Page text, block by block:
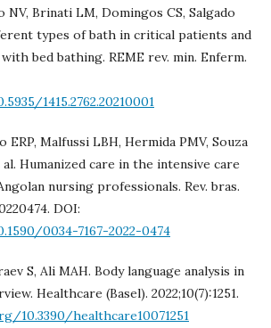
NV, Brinati LM, Domingos CS, Salgado
types of bath in critical patients and
bed bathing. REME rev. min. Enferm.
1415.2762.20210001
ERP, Malfussi LBH, Hermida PMV, Souza
Humanized care in the intensive care
nursing professionals. Rev. bras.
DOI:
0034-7167-2022-0474
S, Ali MAH. Body language analysis in
Healthcare (Basel). 2022;10(7):1251.
10.3390/healthcare10071251